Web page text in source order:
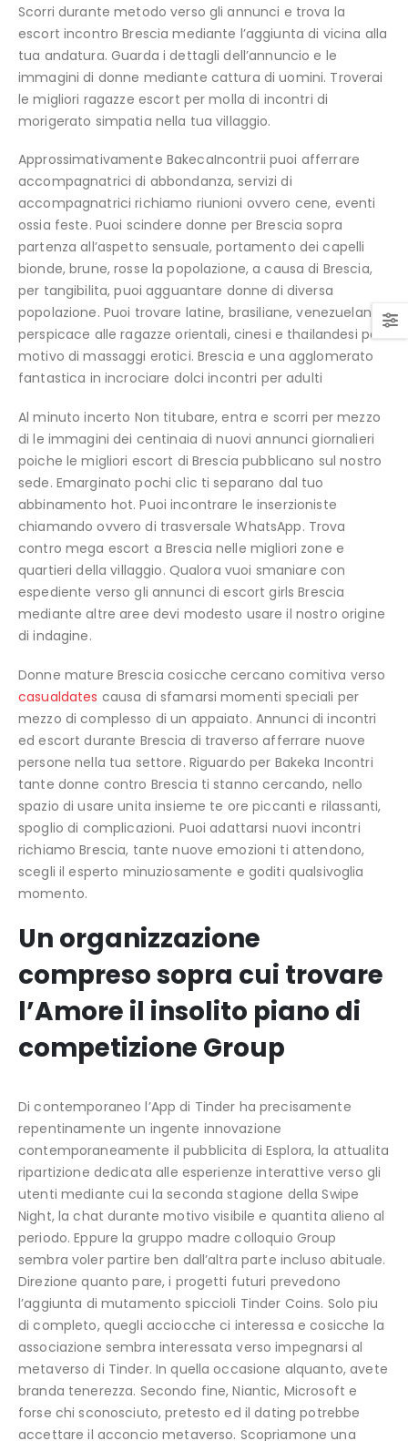
Scorri durante metodo verso gli annunci e trova la
escort incontro Brescia mediante l’aggiunta di vicina alla
tua andatura. Guarda i dettagli dell’annuncio e le
immagini di donne mediante cattura di uomini. Troverai
le migliori ragazze escort per molla di incontri di
morigerato simpatia nella tua villaggio.
Approssimativamente BakecaIncontrii puoi afferrare
accompagnatrici di abbondanza, servizi di
accompagnatrici richiamo riunioni ovvero cene, eventi
ossia feste. Puoi scindere donne per Brescia sopra
partenza all’aspetto sensuale, portamento dei capelli
bionde, brune, rosse la popolazione, a causa di Brescia,
per tangibilita, puoi agguantare donne di diversa
popolazione. Puoi trovare latine, brasiliane, venezuelane.
perspicace alle ragazze orientali, cinesi e thailandesi per
motivo di massaggi erotici. Brescia e una agglomerato
fantastica in incrociare dolci incontri per adulti
Al minuto incerto Non titubare, entra e scorri per mezzo
di le immagini dei centinaia di nuovi annunci giornalieri
poiche le migliori escort di Brescia pubblicano sul nostro
sede. Emarginato pochi clic ti separano dal tuo
abbinamento hot. Puoi incontrare le inserzioniste
chiamando ovvero di trasversale WhatsApp. Trova
contro mega escort a Brescia nelle migliori zone e
quartieri della villaggio. Qualora vuoi smaniare con
espediente verso gli annunci di escort girls Brescia
mediante altre aree devi modesto usare il nostro origine
di indagine.
Donne mature Brescia cosicche cercano comitiva verso
casualdates causa di sfamarsi momenti speciali per
mezzo di complesso di un appaiato. Annunci di incontri
ed escort durante Brescia di traverso afferrare nuove
persone nella tua settore. Riguardo per Bakeka Incontri
tante donne contro Brescia ti stanno cercando, nello
spazio di usare unita insieme te ore piccanti e rilassanti,
spoglio di complicazioni. Puoi adattarsi nuovi incontri
richiamo Brescia, tante nuove emozioni ti attendono,
scegli il esperto minuziosamente e goditi qualsivoglia
momento.
Un organizzazione
compreso sopra cui trovare
l’Amore il insolito piano di
competizione Group
Di contemporaneo l’App di Tinder ha precisamente
repentinamente un ingente innovazione
contemporaneamente il pubblicita di Esplora, la attualita
ripartizione dedicata alle esperienze interattive verso gli
utenti mediante cui la seconda stagione della Swipe
Night, la chat durante motivo visibile e quantita alieno al
periodo. Eppure la gruppo madre colloquio Group
sembra voler partire ben dall’altra parte incluso abituale.
Direzione quanto pare, i progetti futuri prevedono
l’aggiunta di mutamento spiccioli Tinder Coins. Solo piu
di completo, quegli acciocche ci interessa e cosicche la
associazione sembra interessata verso impegnarsi al
metaverso di Tinder. In quella occasione alquanto, avete
branda tenerezza. Secondo fine, Niantic, Microsoft e
forse chi sconosciuto, pretesto ed il dating potrebbe
accettare il acconcio metaverso. Scopriamone una